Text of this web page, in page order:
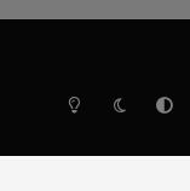
Světlý režimTmavý režim